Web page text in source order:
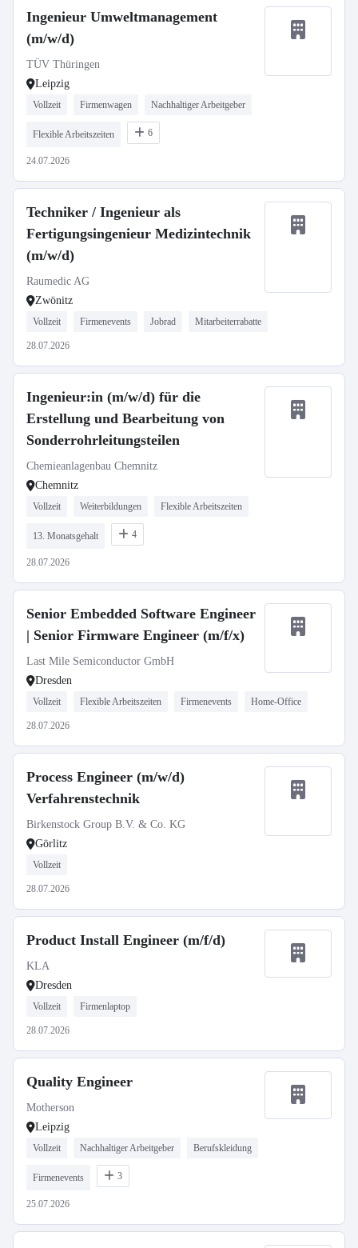
Ingenieur Umweltmanagement
(m/w/d)
TÜV Thüringen
Leipzig
Vollzeit Firmenwagen Nachhaltiger Arbeitgeber
Flexible Arbeitszeiten 6
24.07.2026
Techniker / Ingenieur als
Fertigungsingenieur Medizintechnik
(m/w/d)
Raumedic AG
Zwönitz
Vollzeit Firmenevents Jobrad Mitarbeiterrabatte
28.07.2026
Ingenieur:in (m/w/d) für die
Erstellung und Bearbeitung von
Sonderrohrleitungsteilen
Chemieanlagenbau Chemnitz
Chemnitz
Vollzeit Weiterbildungen Flexible Arbeitszeiten
13. Monatsgehalt 4
28.07.2026
Senior Embedded Software Engineer
| Senior Firmware Engineer (m/f/x)
Last Mile Semiconductor GmbH
Dresden
Vollzeit Flexible Arbeitszeiten Firmenevents Home-Office
28.07.2026
Process Engineer (m/w/d)
Verfahrenstechnik
Birkenstock Group B.V. & Co. KG
Görlitz
Vollzeit
28.07.2026
Product Install Engineer (m/f/d)
KLA
Dresden
Vollzeit Firmenlaptop
28.07.2026
Quality Engineer
Motherson
Leipzig
Vollzeit Nachhaltiger Arbeitgeber Berufskleidung
Firmenevents 3
25.07.2026